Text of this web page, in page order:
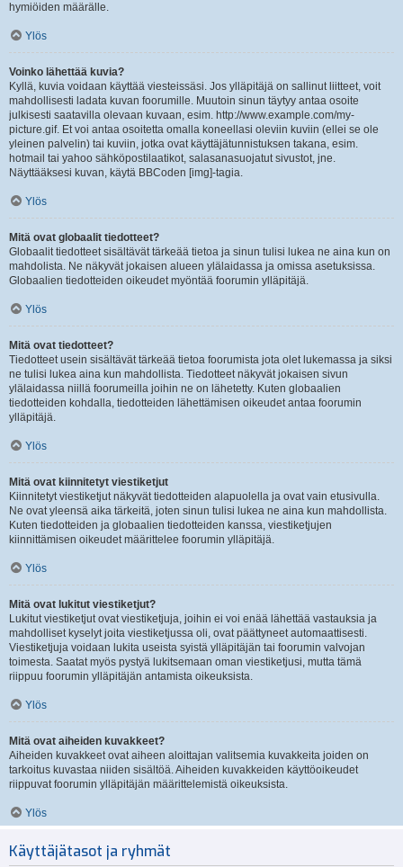
hymiöiden määrälle.
Ylös
Voinko lähettää kuvia?
Kyllä, kuvia voidaan käyttää viesteissäsi. Jos ylläpitäjä on sallinut liitteet, voit
mahdollisesti ladata kuvan foorumille. Muutoin sinun täytyy antaa osoite
julkisesti saatavilla olevaan kuvaan, esim. http://www.example.com/my-
picture.gif. Et voi antaa osoitetta omalla koneellasi oleviin kuviin (ellei se ole
yleinen palvelin) tai kuviin, jotka ovat käyttäjätunnistuksen takana, esim.
hotmail tai yahoo sähköpostilaatikot, salasanasuojatut sivustot, jne.
Näyttääksesi kuvan, käytä BBCoden [img]-tagia.
Ylös
Mitä ovat globaalit tiedotteet?
Globaalit tiedotteet sisältävät tärkeää tietoa ja sinun tulisi lukea ne aina kun on
mahdolista. Ne näkyvät jokaisen alueen ylälaidassa ja omissa asetuksissa.
Globaalien tiedotteiden oikeudet myöntää foorumin ylläpitäjä.
Ylös
Mitä ovat tiedotteet?
Tiedotteet usein sisältävät tärkeää tietoa foorumista jota olet lukemassa ja siksi
ne tulisi lukea aina kun mahdollista. Tiedotteet näkyvät jokaisen sivun
ylälaidassa niillä foorumeilla joihin ne on lähetetty. Kuten globaalien
tiedotteiden kohdalla, tiedotteiden lähettämisen oikeudet antaa foorumin
ylläpitäjä.
Ylös
Mitä ovat kiinnitetyt viestiketjut
Kiinnitetyt viestiketjut näkyvät tiedotteiden alapuolella ja ovat vain etusivulla.
Ne ovat yleensä aika tärkeitä, joten sinun tulisi lukea ne aina kun mahdollista.
Kuten tiedotteiden ja globaalien tiedotteiden kanssa, viestiketjujen
kiinnittämisen oikeudet määrittelee foorumin ylläpitäjä.
Ylös
Mitä ovat lukitut viestiketjut?
Lukitut viestiketjut ovat viestiketjuja, joihin ei voi enää lähettää vastauksia ja
mahdolliset kyselyt joita viestiketjussa oli, ovat päättyneet automaattisesti.
Viestiketjuja voidaan lukita useista syistä ylläpitäjän tai foorumin valvojan
toimesta. Saatat myös pystyä lukitsemaan oman viestiketjusi, mutta tämä
riippuu foorumin ylläpitäjän antamista oikeuksista.
Ylös
Mitä ovat aiheiden kuvakkeet?
Aiheiden kuvakkeet ovat aiheen aloittajan valitsemia kuvakkeita joiden on
tarkoitus kuvastaa niiden sisältöä. Aiheiden kuvakkeiden käyttöoikeudet
riippuvat foorumin ylläpitäjän määrittelemistä oikeuksista.
Ylös
Käyttäjätasot ja ryhmät